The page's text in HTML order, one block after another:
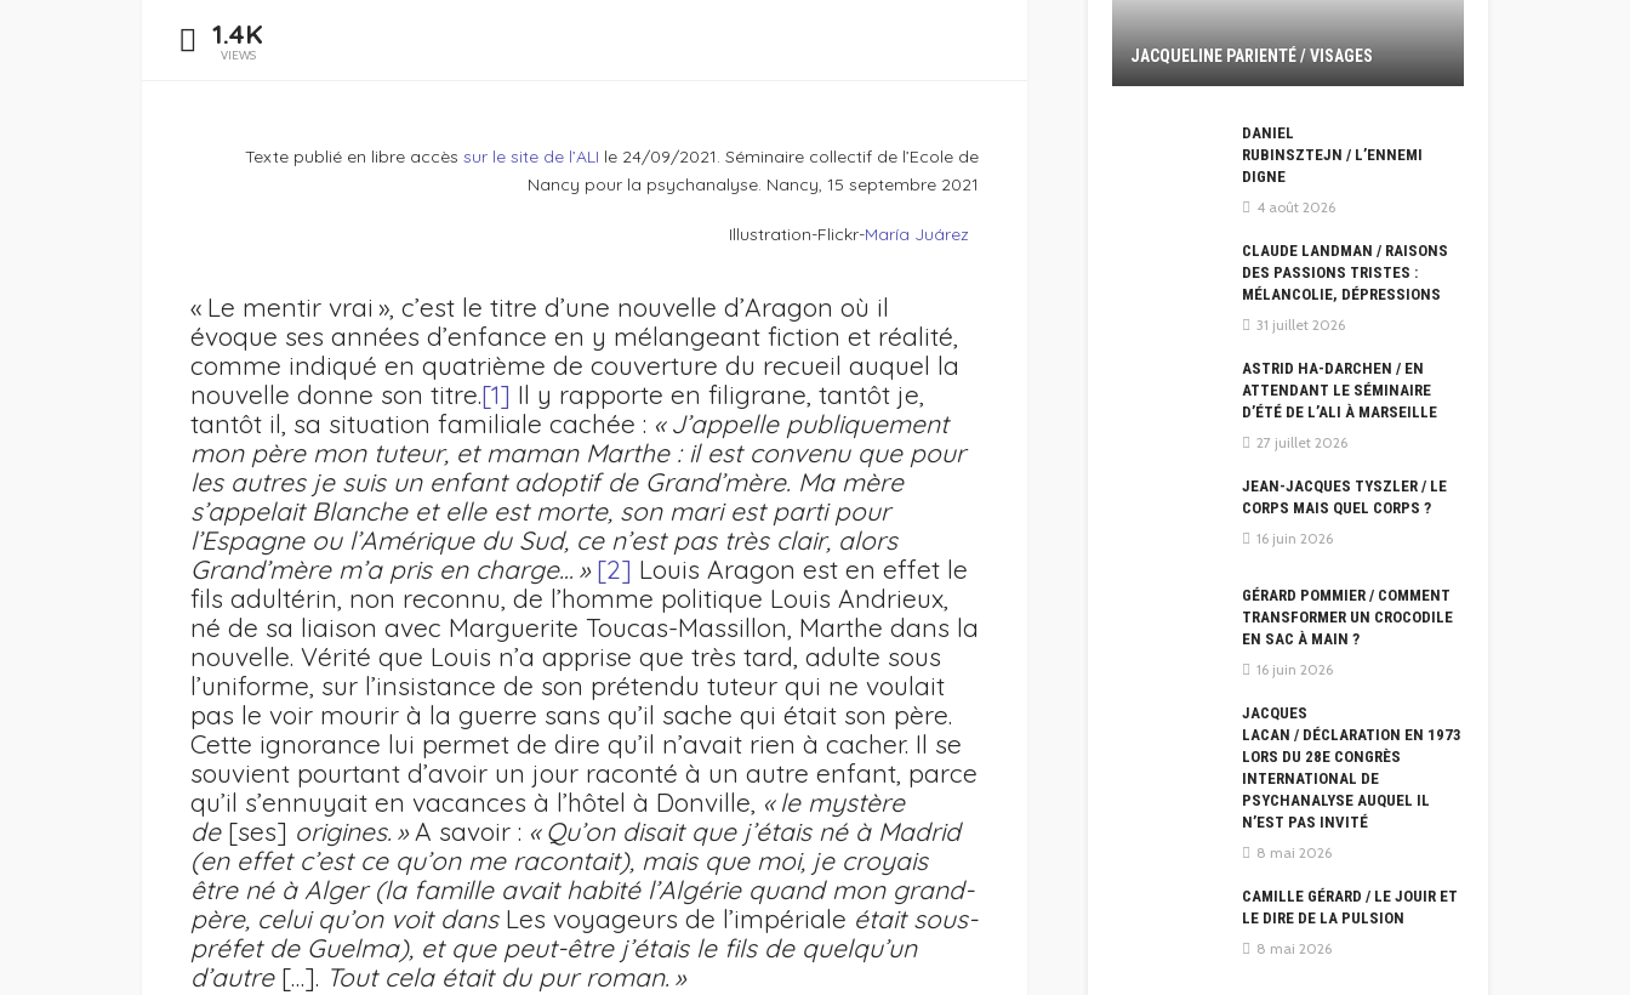
1.4K
VIEWS
Texte publié en libre accès sur le site de l’ALI le 24/09/2021. Séminaire collectif de l’Ecole de
Nancy pour la psychanalyse. Nancy, 15 septembre 2021
Illustration-Flickr-María Juárez
« Le mentir vrai », c’est le titre d’une nouvelle d’Aragon où il
évoque ses années d’enfance en y mélangeant fiction et réalité,
comme indiqué en quatrième de couverture du recueil auquel la
nouvelle donne son titre.[1] Il y rapporte en filigrane, tantôt je,
tantôt il, sa situation familiale cachée : « J’appelle publiquement
mon père mon tuteur, et maman Marthe : il est convenu que pour
les autres je suis un enfant adoptif de Grand’mère. Ma mère
s’appelait Blanche et elle est morte, son mari est parti pour
l’Espagne ou l’Amérique du Sud, ce n’est pas très clair, alors
Grand’mère m’a pris en charge… » [2] Louis Aragon est en effet le
fils adultérin, non reconnu, de l’homme politique Louis Andrieux,
né de sa liaison avec Marguerite Toucas-Massillon, Marthe dans la
nouvelle. Vérité que Louis n’a apprise que très tard, adulte sous
l’uniforme, sur l’insistance de son prétendu tuteur qui ne voulait
pas le voir mourir à la guerre sans qu’il sache qui était son père.
Cette ignorance lui permet de dire qu’il n’avait rien à cacher. Il se
souvient pourtant d’avoir un jour raconté à un autre enfant, parce
qu’il s’ennuyait en vacances à l’hôtel à Donville, « le mystère
de[ses] origines. »A savoir : « Qu’on disait que j’étais né à Madrid
(en effet c’est ce qu’on me racontait), mais que moi, je croyais
être né à Alger (la famille avait habité l’Algérie quand mon grand-
père, celui qu’on voit dansLes voyageurs de l’impériale était sous-
préfet de Guelma), et que peut-être j’étais le fils de quelqu’un
d’autre[…]. Tout cela était du pur roman. »
JACQUELINE PARIENTÉ / VISAGES
DANIEL
RUBINSZTEJN / L’ENNEMI
DIGNE
4 août 2026
CLAUDE LANDMAN / RAISONS
DES PASSIONS TRISTES :
MÉLANCOLIE, DÉPRESSIONS
31 juillet 2026
ASTRID HA-DARCHEN / EN
ATTENDANT LE SÉMINAIRE
D’ÉTÉ DE L’ALI À MARSEILLE
27 juillet 2026
JEAN-JACQUES TYSZLER / LE
CORPS MAIS QUEL CORPS ?
16 juin 2026
GÉRARD POMMIER / COMMENT
TRANSFORMER UN CROCODILE
EN SAC À MAIN ?
16 juin 2026
JACQUES
LACAN / DÉCLARATION EN 1973
LORS DU 28E CONGRÈS
INTERNATIONAL DE
PSYCHANALYSE AUQUEL IL
N’EST PAS INVITÉ
8 mai 2026
CAMILLE GÉRARD / LE JOUIR ET
LE DIRE DE LA PULSION
8 mai 2026